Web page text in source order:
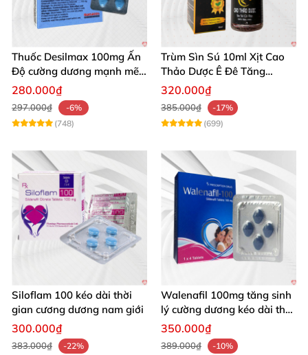
Thuốc Desilmax 100mg Ấn
Độ cường dương mạnh mẽ
tăng sinh lý phái mạnh
280.000₫
297.000₫
-6%
(748)
Trùm Sìn Sú 10ml Xịt Cao
Thảo Dược Ê Đê Tăng
Cường Sinh Lý
320.000₫
385.000₫
-17%
(699)
Siloflam 100 kéo dài thời
gian cương dương nam giới
300.000₫
383.000₫
-22%
Walenafil 100mg tăng sinh
lý cường dương kéo dài thời
gian
350.000₫
389.000₫
-10%